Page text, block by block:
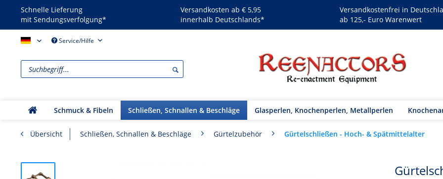
Schnelle Lieferung
mit Sendungsverfolgung*
Versandkosten ab € 5,95
innerhalb Deutschlands*
Versandkostenfrei in
ab 125,- Euro Warenwert
Reenactors - DEService/Hilfe
Schmuck & Fibeln Schließen, Schnallen & Beschläge Glasperlen, Knochenperlen, Metallperlen
Übersicht Schließen, Schnallen & Beschläge Gürtelzubehör Gürtelschließen - Hoch- & Spätmittelalter